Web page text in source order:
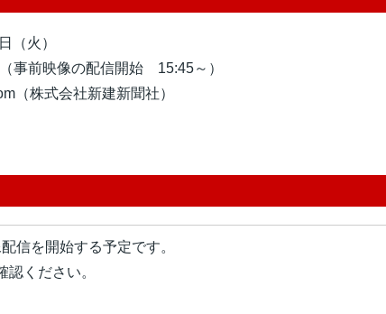
（火）
前映像の配信開始 15:45～）
（株式会社新建新聞社）
信を開始する予定です。
ください。